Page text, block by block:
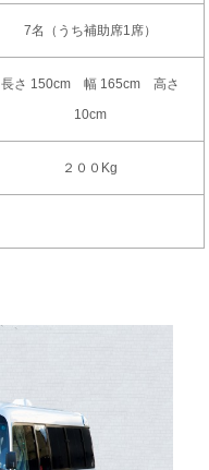
7名（うち補助席1席）
長さ 150cm 幅 165cm 高さ
10cm
２００Kg